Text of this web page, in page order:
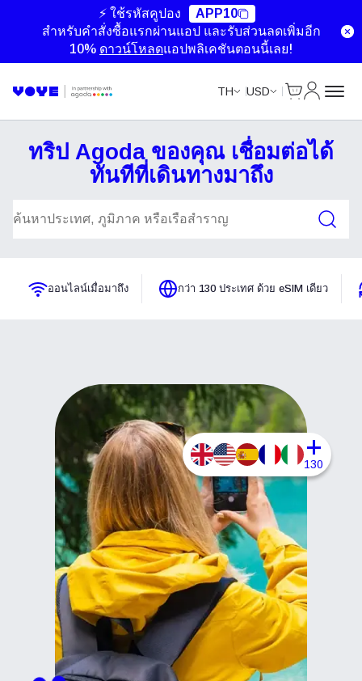
⚡ ใช้รหัสคูปอง
APP10
สำหรับคำสั่งซื้อแรกผ่านแอป และรับส่วนลดเพิ่มอีก
10% ดาวน์โหลดแอปพลิเคชันตอนนี้เลย!
TH USD
ทริป Agoda ของคุณ เชื่อมต่อได้
ทันทีที่เดินทางมาถึง
ออนไลน์เมื่อมาถึง กว่า 130 ประเทศ ด้วย eSIM เดียว
+
130